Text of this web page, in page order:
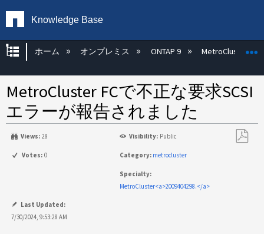
Knowledge Base
グローバル階層を展開/折りたたむ
ホーム オンプレミス ONTAP 9 MetroCluster
MetroCluster FCで不正な要求SCSI
エラーが報告されました
Views: 28 Visibility: Public
Votes: 0 Category: metrocluster
Specialty:
MetroCluster<a>2009404298.</a>
Last Updated:
7/30/2024, 9:53:28 AM